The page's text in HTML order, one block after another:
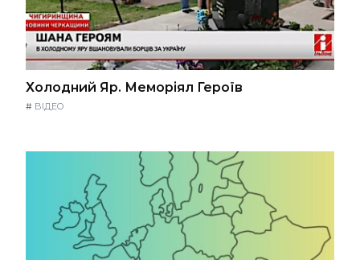
Холодний Яр. Меморіял Героїв
# ВІДЕО